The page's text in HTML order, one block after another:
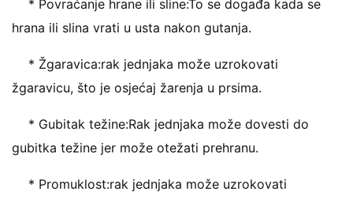
* Povraćanje hrane ili sline:To se događa kada se
hrana ili slina vrati u usta nakon gutanja.
* Žgaravica:rak jednjaka može uzrokovati
žgaravicu, što je osjećaj žarenja u prsima.
* Gubitak težine:Rak jednjaka može dovesti do
gubitka težine jer može otežati prehranu.
* Promuklost:rak jednjaka može uzrokovati